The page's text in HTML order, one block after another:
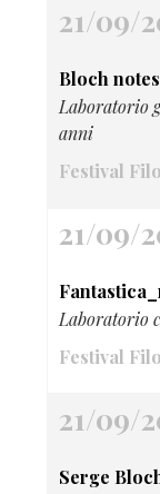
21/09/
Bloch
Laboratorio
anni
Festival
21/09/
Laboratorio
Festival
21/09/
Serge